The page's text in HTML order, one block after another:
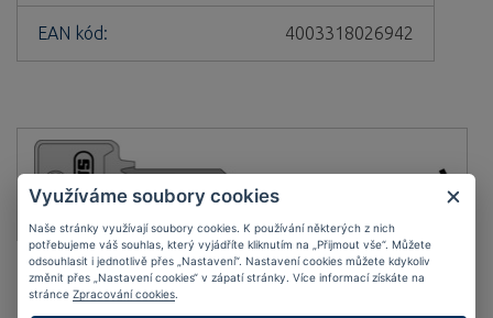
EAN kód: 4003318026942
Kompletní specifikace
Využíváme soubory cookies
Naše stránky využívají soubory cookies. K používání některých z nich
potřebujeme váš souhlas, který vyjádříte kliknutím na „Přijmout vše“. Můžete
odsouhlasit i jednotlivě přes „Nastavení“. Nastavení cookies můžete kdykoliv
změnit přes „Nastavení cookies“ v zápatí stránky. Více informací získáte na
stránce Zpracování cookies